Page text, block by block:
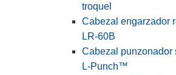
troquel
Cabezal engarzador
LR-60B
Cabezal punzonador
L-Punch™